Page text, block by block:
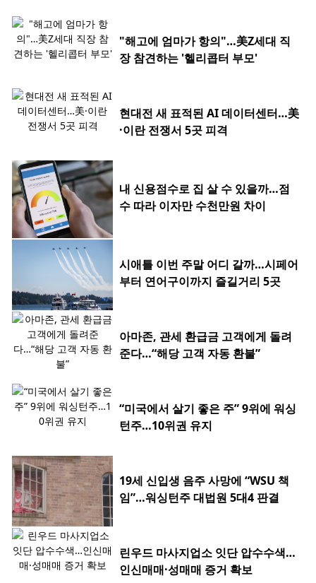
"해고에 엄마가 항의"…美Z세대 직
장 참견하는 '헬리콥터 부모'
현대전 새 표적된 AI 데이터센터…美
·이란 전쟁서 5곳 피격
내 신용점수로 집 살 수 있을까…점
수 따라 이자만 수천만원 차이
시애틀 이번 주말 어디 갈까…시페어
부터 연어구이까지 즐길거리 5곳
아마존, 관세 환급금 고객에게 돌려
준다…“해당 고객 자동 환불”
“미국에서 살기 좋은 주” 9위에 워싱
턴주…10위권 유지
19세 신입생 음주 사망에 “WSU 책
임”…워싱턴주 대법원 5대4 판결
린우드 마사지업소 잇단 압수수색…
인신매매·성매매 증거 확보